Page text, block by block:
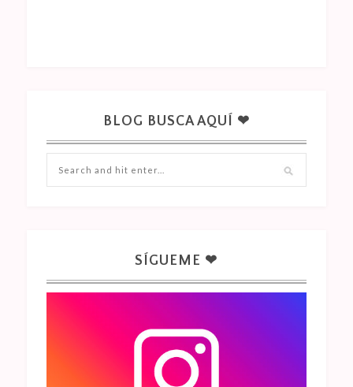
BLOG BUSCA AQUÍ ❤
SÍGUEME ❤